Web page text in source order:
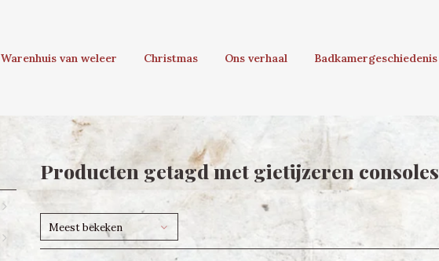
Warenhuis van weleer Christmas Ons verhaal Badkamergeschiedenis
Producten getagd met gietijzeren consoles
Meest bekeken